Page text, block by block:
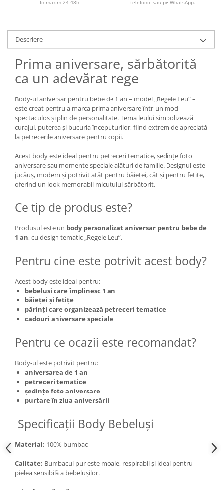
In maxim 24-48h telefonic sau pe WhatsApp.
Descriere
Prima aniversare, sărbătorită
ca un adevărat rege
Body-ul aniversar pentru bebe de 1 an – model „Regele Leu” –
este creat pentru a marca prima aniversare într-un mod
spectaculos și plin de personalitate. Tema leului simbolizează
curajul, puterea și bucuria începuturilor, fiind extrem de apreciată
la petrecerile aniversare pentru copii.
Acest body este ideal pentru petreceri tematice, ședințe foto
aniversare sau momente speciale alături de familie. Designul este
jucăuș, modern și potrivit atât pentru băieței, cât și pentru fetițe,
oferind un look memorabil micuțului sărbătorit.
Ce tip de produs este?
Produsul este un body personalizat aniversar pentru bebe de
1 an, cu design tematic „Regele Leu”.
Pentru cine este potrivit acest body?
Acest body este ideal pentru:
bebeluși care împlinesc 1 an
băieței și fetițe
părinți care organizează petreceri tematice
cadouri aniversare speciale
Pentru ce ocazii este recomandat?
Body-ul este potrivit pentru:
aniversarea de 1 an
petreceri tematice
ședințe foto aniversare
purtare în ziua aniversării
Specificații Body Bebeluși
Material: 100% bumbac
Calitate: Bumbacul pur este moale, respirabil și ideal pentru
pielea sensibilă a bebelușilor.